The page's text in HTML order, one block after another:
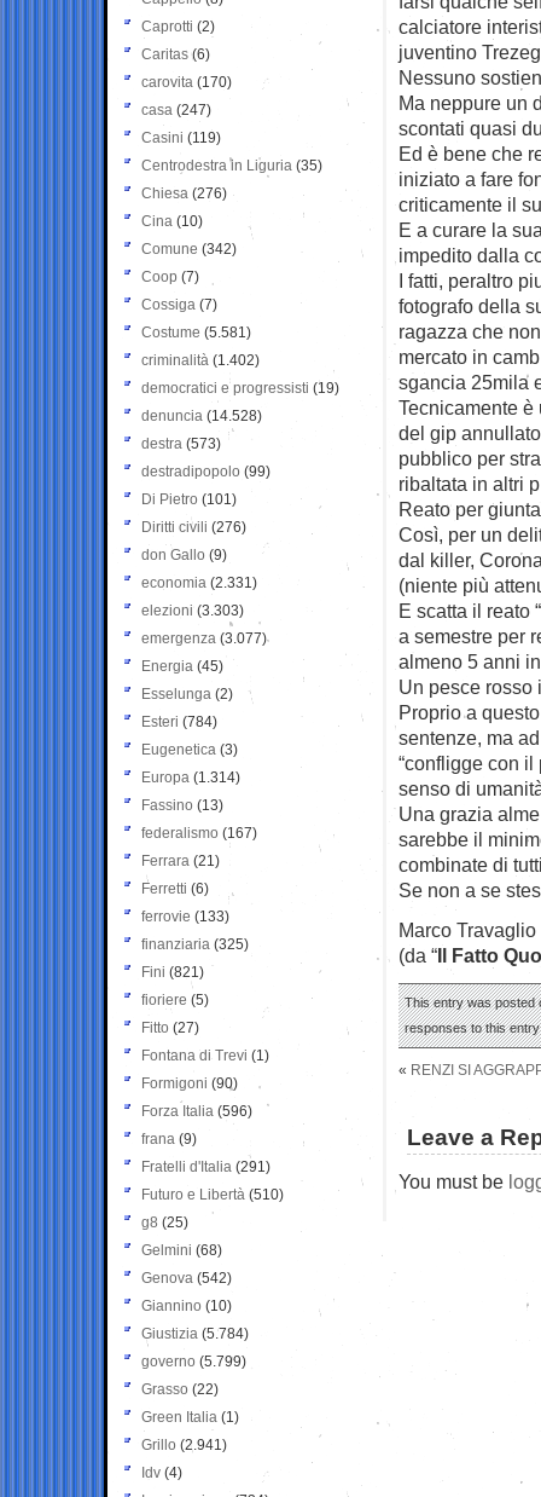
calciatore
juventino
Nessuno
Ma neppure un
scontati quasi
Ed è bene che
iniziato a fare
criticamente il
E a curare la
impedito dalla
I fatti, peraltro
fotografo della
ragazza che
mercato in
sgancia 25mila
Tecnicamente
del gip
pubblico per
ribaltata in altri
Reato per
Così, per un
dal killer,
(niente più
E scatta il reato
a semestre per
almeno 5 anni
Un pesce rosso
Proprio a
sentenze, ma
“confligge con
senso di
Una grazia
sarebbe il
combinate di
Se non a se
Marco Travaglio
(da “Il Fatto
This entry was posted
responses to this
« RENZI SI
Leave a
You must be
Caprotti (2)
Caritas (6)
carovita (170)
casa (247)
Casini (119)
Centrodestra in Liguria (35)
Chiesa (276)
Cina (10)
Comune (342)
Coop (7)
Cossiga (7)
Costume (5.581)
criminalità (1.402)
democratici e progressisti (19)
denuncia (14.528)
destra (573)
destradipopolo (99)
Di Pietro (101)
Diritti civili (276)
don Gallo (9)
economia (2.331)
elezioni (3.303)
emergenza (3.077)
Energia (45)
Esselunga (2)
Esteri (784)
Eugenetica (3)
Europa (1.314)
Fassino (13)
federalismo (167)
Ferrara (21)
Ferretti (6)
ferrovie (133)
finanziaria (325)
Fini (821)
fioriere (5)
Fitto (27)
Fontana di Trevi (1)
Formigoni (90)
Forza Italia (596)
frana (9)
Fratelli d'Italia (291)
Futuro e Libertà (510)
g8 (25)
Gelmini (68)
Genova (542)
Giannino (10)
Giustizia (5.784)
governo (5.799)
Grasso (22)
Green Italia (1)
Grillo (2.941)
Idv (4)